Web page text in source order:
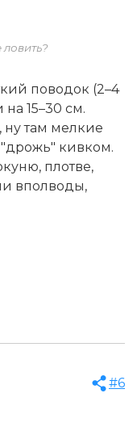
поводок (2–4
15–30 см.
там мелкие
кивком.
плотве,
вполводы,
#6